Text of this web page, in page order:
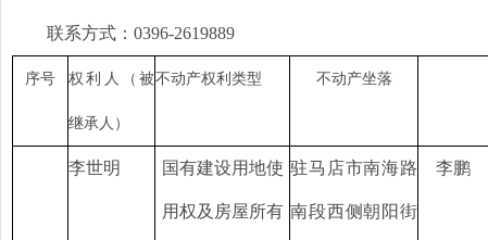
联系方式： 0396-2619889
序号 权利人（被
继承人）
不动产权利类型 不动产坐落
李世明 国有建设用地使
用权及房屋所有
驻马店市南海路
南段西侧朝阳街
李鹏